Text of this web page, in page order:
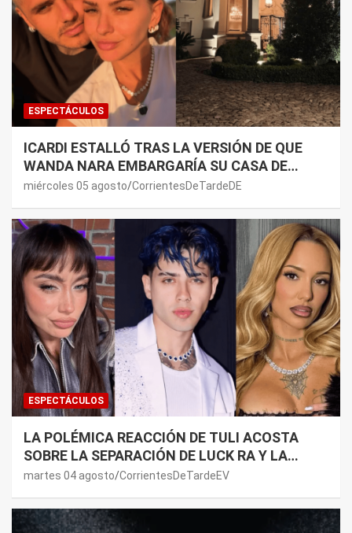
ESPECTÁCULOS
ICARDI ESTALLÓ TRAS LA VERSIÓN DE QUE
WANDA NARA EMBARGARÍA SU CASA DE
NORDELTA: “NECESITAN RASCAR DE ALGÚN
miércoles 05 agosto CorrientesDeTardeDE
ESPECTÁCULOS
LA POLÉMICA REACCIÓN DE TULI ACOSTA
SOBRE LA SEPARACIÓN DE LUCK RA Y LA
JOAQUI: “¿MI VERDAD?”
martes 04 agosto CorrientesDeTardeEV